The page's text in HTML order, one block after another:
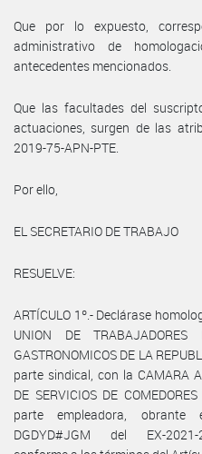
Que por lo expuesto,
administrativo de
antecedentes mencionados.
Que las facultades del
actuaciones, surgen de las
2019-75-APN-PTE.
Por ello,
EL SECRETARIO DE TRABAJO
RESUELVE:
ARTÍCULO 1º.- Declárase
UNION DE TRABAJADORES
GASTRONOMICOS DE LA
parte sindical, con la CAMARA
DE SERVICIOS DE
parte empleadora, obrante
DGDYD#JGM del EX-2021-